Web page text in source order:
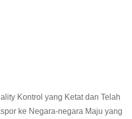
Kontrol yang Ketat dan Telah
ke Negara-negara Maju yang